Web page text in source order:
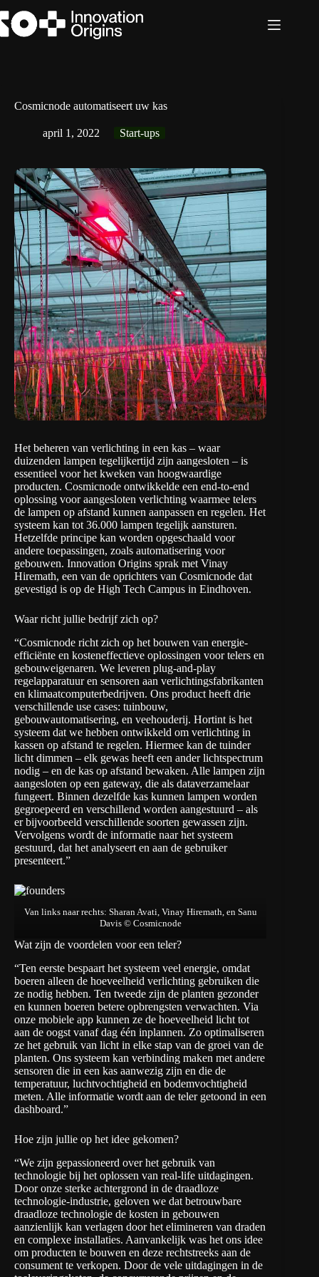
naar
de
Cosmicnode automatiseert uw kas
april 1, 2022 Start-ups
Het beheren van verlichting in een kas – waar
duizenden lampen tegelijkertijd zijn aangesloten – is
essentieel voor het kweken van hoogwaardige
producten. Cosmicnode ontwikkelde een end-to-end
oplossing voor aangesloten verlichting waarmee telers
de lampen op afstand kunnen aanpassen en regelen. Het
systeem kan tot 36.000 lampen tegelijk aansturen.
Hetzelfde principe kan worden opgeschaald voor
andere toepassingen, zoals automatisering voor
gebouwen. Innovation Origins sprak met Vinay
Hiremath, een van de oprichters van Cosmicnode dat
gevestigd is op de High Tech Campus in Eindhoven.
Waar richt jullie bedrijf zich op?
“Cosmicnode richt zich op het bouwen van energie-
efficiënte en kosteneffectieve oplossingen voor telers en
gebouweigenaren. We leveren plug-and-play
regelapparatuur en sensoren aan verlichtingsfabrikanten
en klimaatcomputerbedrijven. Ons product heeft drie
verschillende use cases: tuinbouw,
gebouwautomatisering, en veehouderij. Hortint is het
systeem dat we hebben ontwikkeld om verlichting in
kassen op afstand te regelen. Hiermee kan de tuinder
licht dimmen – elk gewas heeft een ander lichtspectrum
nodig – en de kas op afstand bewaken. Alle lampen zijn
aangesloten op een gateway, die als dataverzamelaar
fungeert. Binnen dezelfde kas kunnen lampen worden
gegroepeerd en verschillend worden aangestuurd – als
er bijvoorbeeld verschillende soorten gewassen zijn.
Vervolgens wordt de informatie naar het systeem
gestuurd, dat het analyseert en aan de gebruiker
presenteert.”
Van links naar rechts: Sharan Avati, Vinay Hiremath, en Sanu
Davis © Cosmicnode
Wat zijn de voordelen voor een teler?
“Ten eerste bespaart het systeem veel energie, omdat
boeren alleen de hoeveelheid verlichting gebruiken die
ze nodig hebben. Ten tweede zijn de planten gezonder
en kunnen boeren betere opbrengsten verwachten. Via
onze mobiele app kunnen ze de hoeveelheid licht tot
aan de oogst vanaf dag één inplannen. Zo optimaliseren
ze het gebruik van licht in elke stap van de groei van de
planten. Ons systeem kan verbinding maken met andere
sensoren die in een kas aanwezig zijn en die de
temperatuur, luchtvochtigheid en bodemvochtigheid
meten. Alle informatie wordt aan de teler getoond in een
dashboard.”
Hoe zijn jullie op het idee gekomen?
“We zijn gepassioneerd over het gebruik van
technologie bij het oplossen van real-life uitdagingen.
Door onze sterke achtergrond in de draadloze
technologie-industrie, geloven we dat betrouwbare
draadloze technologie de kosten in gebouwen
aanzienlijk kan verlagen door het elimineren van draden
en complexe installaties. Aanvankelijk was het ons idee
om producten te bouwen en deze rechtstreeks aan de
consument te verkopen. Door de vele uitdagingen in de